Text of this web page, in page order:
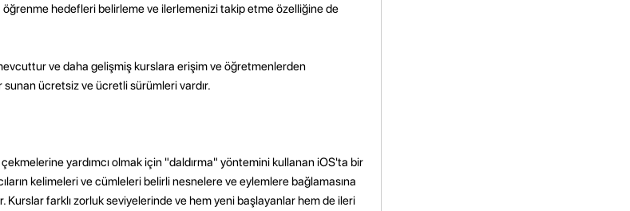
öğrenme hedefleri belirleme ve ilerlemenizi takip etme özelliğine de
ve daha gelişmiş kurslara erişim ve öğretmenlerden
ücretsiz ve ücretli sürümleri vardır.
yardımcı olmak için "daldırma" yöntemini kullanan iOS'ta bir
kelimeleri ve cümleleri belirli nesnelere ve eylemlere bağlamasına
Kurslar farklı zorluk seviyelerinde ve hem yeni başlayanlar hem de ileri